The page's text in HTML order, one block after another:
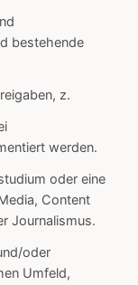
bestehende
z.
werden.
oder eine
Content
Journalismus.
oder
Umfeld,